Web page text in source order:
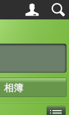
相簿